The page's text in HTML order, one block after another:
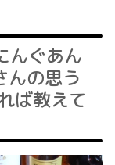
んぐあん
んの思う
ば教えて